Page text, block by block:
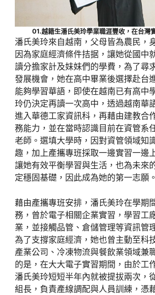
01.越籍生潘氏美玲學業職涯豐收，在台灣
潘氏美玲來自越南，父母皆為農民，
因為家庭經濟條件拮据，讓她從國中
讀分擔家計及妹妹們的學費，為了尋
發展機會，她在高中畢業後選擇赴台
能夠學習華語，即使在越南已有高中
玲仍決定再讀一次高中，透過越南華
進入華德工家資訊科，再藉由建教合
務能力，並在當時認識目前在資管系
老師。選填大學時，因對資管領域知
趣，加上產攜專班採取一邊實習一邊
讓她有效平衡學習與生活，也為未來
定穩固基礎，因此成為她的第一志願。
藉由產攜專班安排，潘氏美玲在學期
務，曾於電子相關企業實習，學習工
業，並接觸品管、倉儲管理等資訊管
為了支撐家庭經濟，她也曾主動至科
產業公司、冷凍物流與餐飲業領域兼
的是，在大大電子實習期間，由於工
潘氏美玲短短半年內就被提拔兩次，
組長，負責產線調配與人員訓練，憑